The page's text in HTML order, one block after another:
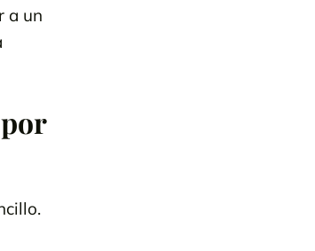
a un